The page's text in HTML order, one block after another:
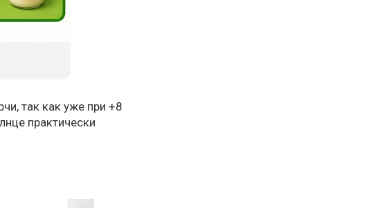
так как уже при +8
практически